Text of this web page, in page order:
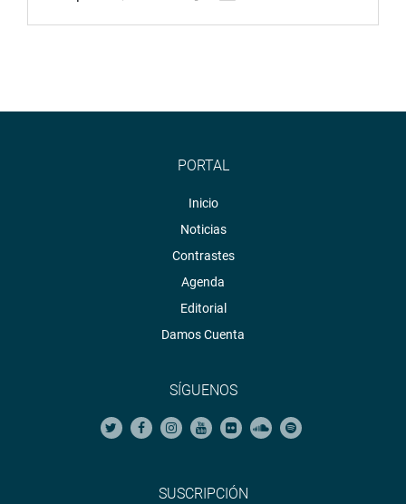
OFICINA DE COMUNICACIONES
PORTAL
Inicio
Noticias
Contrastes
Agenda
Editorial
Damos Cuenta
SÍGUENOS
SUSCRIPCIÓN